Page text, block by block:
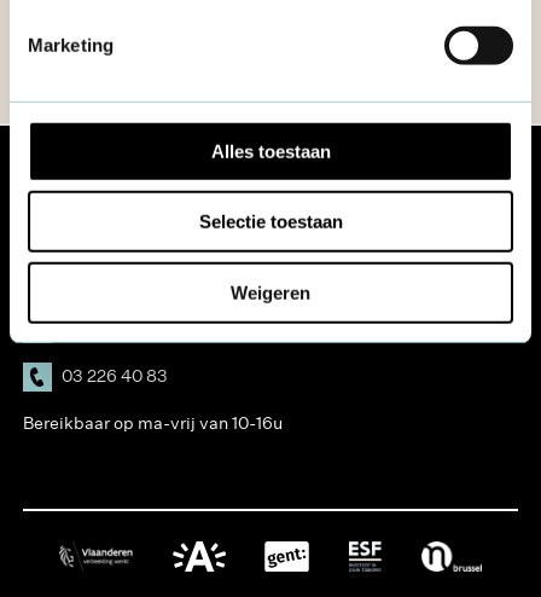
Marketing
Alles toestaan
Selectie toestaan
Weigeren
vraaghet@formaat.be
03 226 40 83
Bereikbaar op ma-vrij van 10-16u